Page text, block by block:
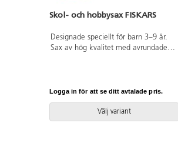
Skol- och hobbysax FISKARS
Designade speciellt för barn 3–9 år.
Sax av hög kvalitet med avrundade
Logga in för att se ditt avtalade pris.
Välj variant